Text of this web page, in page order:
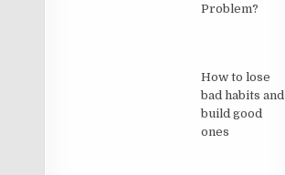
Problem?
How to lose
bad habits and
build good
ones